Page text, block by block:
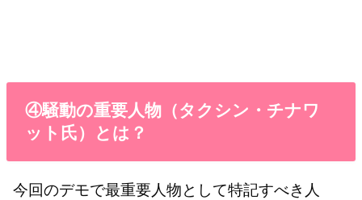
④騒動の重要人物（タクシン・チナワ
ット氏）とは？
今回のデモで最重要人物として特記すべき人